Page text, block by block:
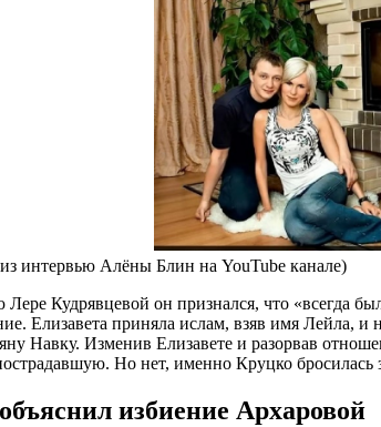
интервью Алёны Блин на YouTube канале)
Кудрявцевой он признался, что «всегда
Елизавета приняла ислам, взяв имя Лейла,
Навку. Изменив Елизавете и разорвав
Но нет, именно Круцко
избиение Архаровой